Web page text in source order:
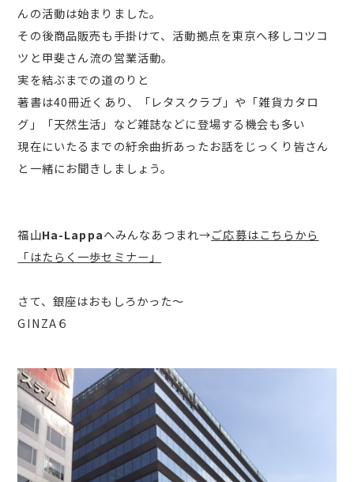
んの活動は始まりました。
その後商品販売も手掛けて、活動拠点を東京へ移しコツコ
ツと甲斐さん流の営業活動。
実を結ぶまでの道のりと
著書は40冊近くあり、「レタスクラブ」や「雑貨カタロ
グ」「天然生活」など雑誌などに登場する機会も多い
現在にいたるまでの紆余曲折あったお話をじっくり皆さん
と一緒にお聞きしましょう。
福山Ha-Lappaへみんなあつまれ→ご応募はこちらから
「はたらく一歩セミナー」
さて、銀座はおもしろかった～
GINZA６